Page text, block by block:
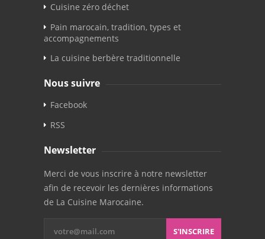
Cuisine zéro déchet
Pain marocain, tradition, types et
accompagnements
La cuisine berbère traditionnelle
Nous suivre
Facebook
RSS
Newsletter
Merci de vous inscrire à notre newsletter
afin de recevoir les dernières informations
de La Cuisine Marocaine.
S'INSCRIRE